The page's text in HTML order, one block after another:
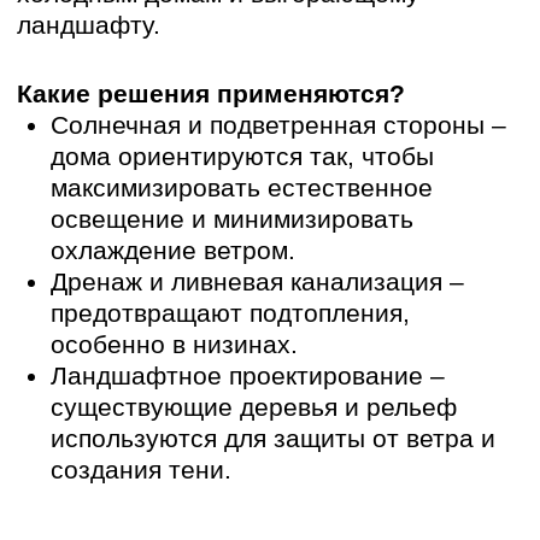
проекта коттеджного поселка.
Открытый доступ посторонних, плохая
освещенность и отсутствие
видеонаблюдения снижают
привлекательность
Почему этим нельзя пренебрегать?
план развития территории поселка.
Почему инфраструктура так важна?
Без зон отдыха и общественных
пространств поселок превращается в
скучный спальный район. Необходим
подробный
2.5.Сценарии жизни и досуг